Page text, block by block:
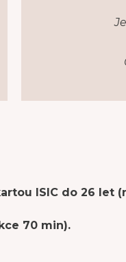
ISIC do 26
70 min).